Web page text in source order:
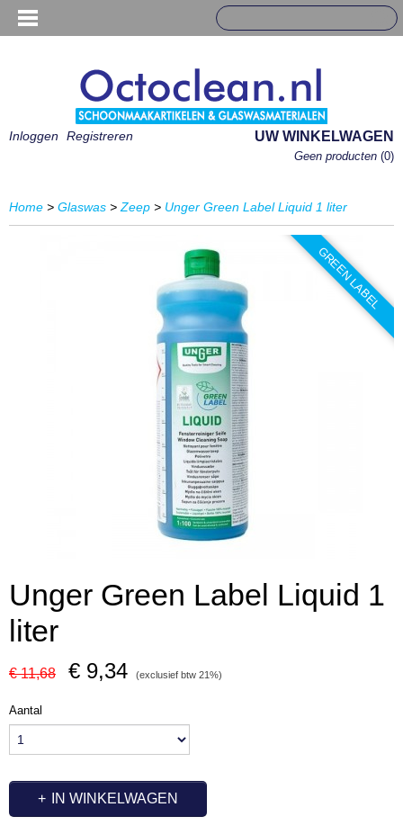
Inloggen Registreren UW WINKELWAGEN
Geen producten (0)
Home > Glaswas > Zeep > Unger Green Label Liquid 1 liter
GREEN LABEL
Unger Green Label Liquid 1
liter
€ 11,68 € 9,34 (exclusief btw 21%)
Aantal
IN WINKELWAGEN